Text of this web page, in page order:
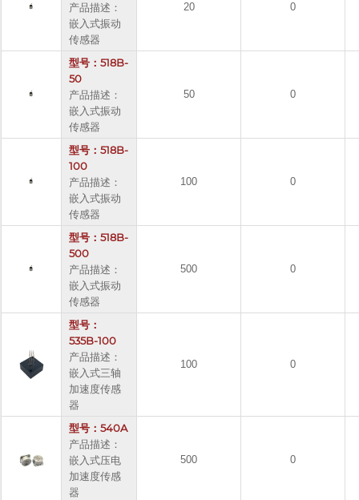
产品描述：
嵌入式振动
传感器
20 0
型号：518B-
50
产品描述：
嵌入式振动
传感器
50 0
型号：518B-
100
产品描述：
嵌入式振动
传感器
100 0
型号：518B-
500
产品描述：
嵌入式振动
传感器
500 0
型号：
535B-100
产品描述：
嵌入式三轴
加速度传感
器
100 0
型号：540A
产品描述：
嵌入式压电
加速度传感
器
500 0